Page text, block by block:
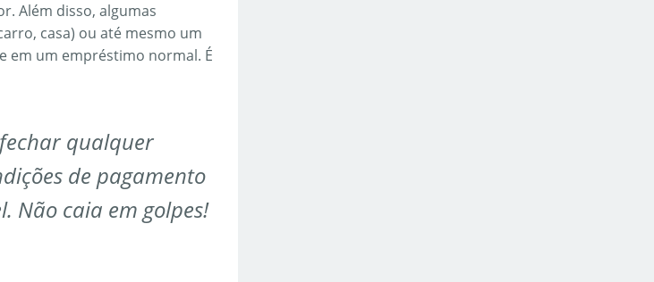
Além disso, algumas
casa) ou até mesmo um
em um empréstimo normal. É
qualquer
de pagamento
Não caia em golpes!